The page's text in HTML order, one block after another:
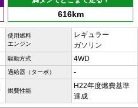
616km
使用燃料
エンジン
レギュラー
ガソリン
駆動方式 4WD
過給器（ターボ） -
燃費性能
H22年度燃費基準
達成